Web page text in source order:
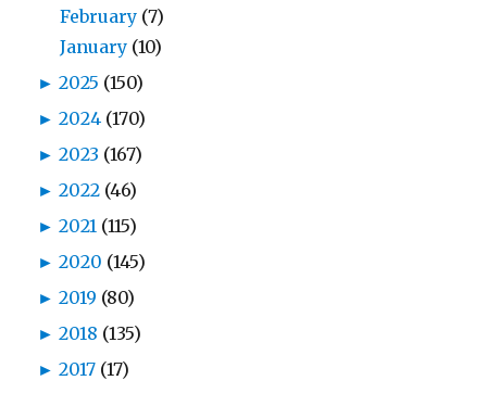
February (7)
January (10)
► 2025 (150)
► 2024 (170)
► 2023 (167)
► 2022 (46)
► 2021 (115)
► 2020 (145)
► 2019 (80)
► 2018 (135)
► 2017 (17)